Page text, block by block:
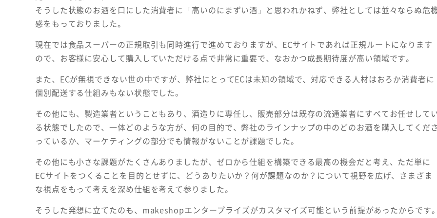
そうした状態のお酒を口にした消費者に「高いのにまずい酒」と思われかねず、弊社としては並々ならぬ危
感をもっておりました。
現在では食品スーパーの正規取引も同時進行で進めておりますが、ECサイトであれば正規ルートになります
ので、お客様に安心して購入していただける点で非常に重要で、なおかつ成長期待度が高い領域です。
また、ECが無視できない世の中ですが、弊社にとってECは未知の領域で、対応できる人材はおろか消費者に
個別配送する仕組みもない状態でした。
その他にも、製造業者ということもあり、酒造りに専任し、販売部分は既存の流通業者にすべてお任せして
る状態でしたので、一体どのような方が、何の目的で、弊社のラインナップの中のどのお酒を購入してくださ
っているか、マーケティングの部分でも情報がないことが課題でした。
その他にも小さな課題がたくさんありましたが、ゼロから仕組を構築できる最高の機会だと考え、ただ単に
ECサイトをつくることを目的とせずに、どうありたいか？何が課題なのか？について視野を広げ、さまざま
な視点をもって考えを深め仕組を考えて参りました。
そうした発想に立てたのも、makeshopエンタープライズがカスタマイズ可能という前提があったからです。